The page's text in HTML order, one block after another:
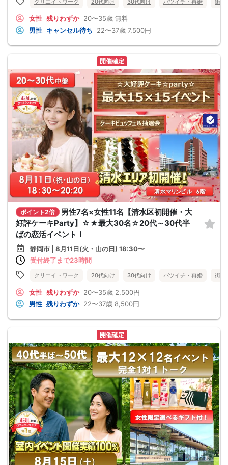
女性 残りわずか 20〜35歳 無料
男性 キャンセル待ち 22〜37歳 7,500円
開催確定
ポイント2倍
男性7名×女性11名【清水区初開催・大
好評ケーキParty】☆★最大30名☆20代～30代半
ばの恋活イベント！
静岡市 | 8月11日(火・山の日) 18:30〜
受付終了まで23時間
クリエイトワーク 20代向け 30代向け バツイチ・再婚 街コ
女性 残りわずか 20〜35歳 2,500円
男性 残りわずか 22〜37歳 8,500円
開催確定